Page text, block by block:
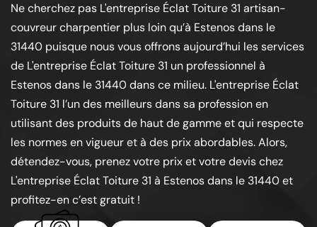
Ne cherchez pas L'entreprise Éclat Toiture 31 artisan-
couvreur charpentier plus loin qu’à Estenos dans le
31440 puisque nous vous offrons aujourd’hui les services
de L'entreprise Éclat Toiture 31 un professionnel à
Estenos dans le 31440 dans ce milieu. L'entreprise Éclat
Toiture 31 l’un des meilleurs dans sa profession en
utilisant des produits de haut de gamme et qui respecte
les normes en vigueur et à des prix abordables. Alors,
détendez-vous, prenez votre prix et votre devis chez
L'entreprise Éclat Toiture 31 à Estenos dans le 31440 et
profitez-en c’est gratuit !